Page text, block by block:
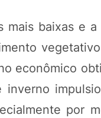
mais baixas e a
econômico
por
COMPRAR